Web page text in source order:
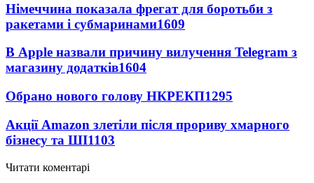
Німеччина показала фрегат для боротьби з
ракетами і субмаринами1609
В Apple назвали причину вилучення Telegram з
магазину додатків1604
Обрано нового голову НКРЕКП1295
Акції Amazon злетіли після прориву хмарного
бізнесу та ШІ1103
Читати коментарі